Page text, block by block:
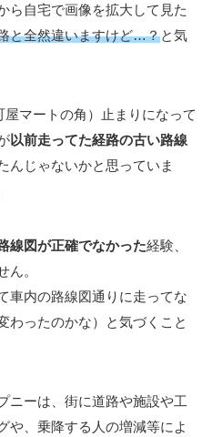
ら自宅で画像を拡大して見た
と全然違いますけど…？と気
マートの角）止まりになって
以前走ってた経路の古い路線
んじゃないかと思っていま
線図が正確でなかった経験、
ん。
車内の路線図通りに走ってな
わったのかな）と気づくこと
ニーは、街に道路や施設や工
や、乗降する人の増減等によ